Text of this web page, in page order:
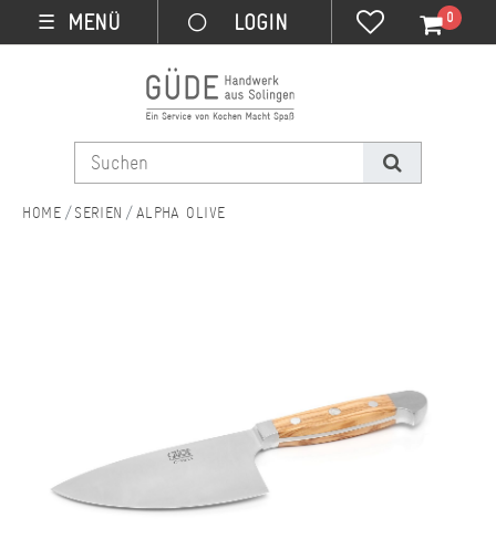
☰ MENÜ 0
SERIEN ALPHA OLIVE